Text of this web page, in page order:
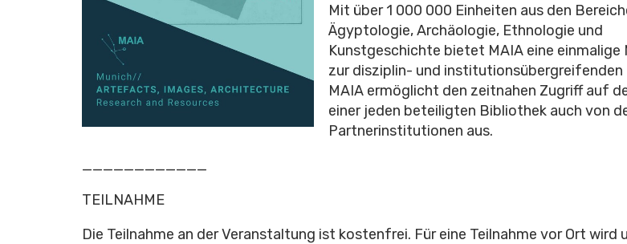
Mit über 1 000 000 Einheiten aus den
Ägyptologie, Archäologie, Ethnologie und
Kunstgeschichte bietet MAIA eine einmalige
zur disziplin- und institutionsübergreifenden
MAIA ermöglicht den zeitnahen Zugriff auf
einer jeden beteiligten Bibliothek auch von
Partnerinstitutionen aus.
____________
TEILNAHME
Die Teilnahme an der Veranstaltung ist kostenfrei. Für eine Teilnahme vor Ort wird u